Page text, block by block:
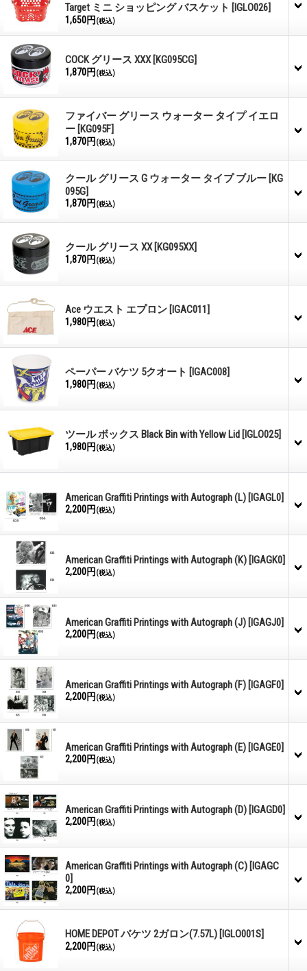
Target ミニ ショッピング バスケット [IGLO026]
1,650円 (税込)
COCK グリース XXX [KG095CG]
1,870円 (税込)
ファイバー グリース ウォーター タイプ イエロ
ー [KG095F]
1,870円 (税込)
クール グリース G ウォーター タイプ ブルー [KG
095G]
1,870円 (税込)
クール グリース XX [KG095XX]
1,870円 (税込)
Ace ウエスト エプロン [IGAC011]
1,980円 (税込)
ペーパー バケツ 5クオート [IGAC008]
1,980円 (税込)
ツール ボックス Black Bin with Yellow Lid [IGLO025]
1,980円 (税込)
American Graffiti Printings with Autograph (L) [IGAGL0]
2,200円 (税込)
American Graffiti Printings with Autograph (K) [IGAGK0]
2,200円 (税込)
American Graffiti Printings with Autograph (J) [IGAGJ0]
2,200円 (税込)
American Graffiti Printings with Autograph (F) [IGAGF0]
2,200円 (税込)
American Graffiti Printings with Autograph (E) [IGAGE0]
2,200円 (税込)
American Graffiti Printings with Autograph (D) [IGAGD0]
2,200円 (税込)
American Graffiti Printings with Autograph (C) [IGAGC
0]
2,200円 (税込)
HOME DEPOT バケツ 2ガロン(7.57L) [IGLO001S]
2,200円 (税込)